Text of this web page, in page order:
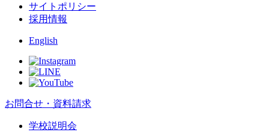
サイトポリシー
採用情報
English
お問合せ・資料請求
学校説明会